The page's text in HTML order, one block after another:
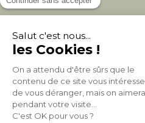
À PROPOS DE MILIBOO
AIDE & CONTACT